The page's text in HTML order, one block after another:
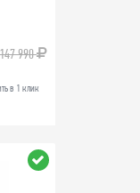
147 990
в 1 клик